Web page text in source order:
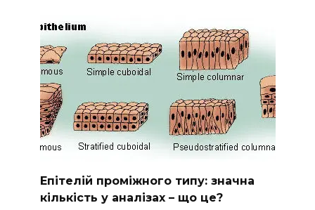
Епітелій проміжного типу: значна
кількість у аналізах – що це?